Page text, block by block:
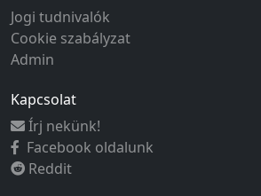
Jogi tudnivalók
Cookie szabályzat
Admin
Kapcsolat
Írj nekünk!
Facebook oldalunk
Reddit